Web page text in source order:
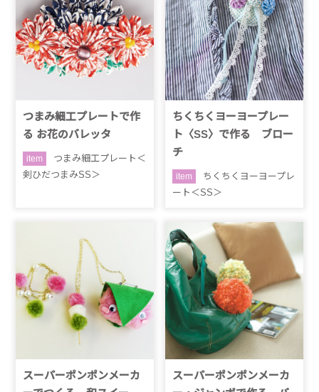
つまみ細工プレートで作
る お花のバレッタ
item
つまみ細工プレート＜
剣ひだつまみSS＞
ちくちくヨーヨープレー
ト〈SS〉で作る ブロー
チ
item
ちくちくヨーヨープレ
ート＜SS＞
スーパーポンポンメーカ
スーパーポンポンメーカ